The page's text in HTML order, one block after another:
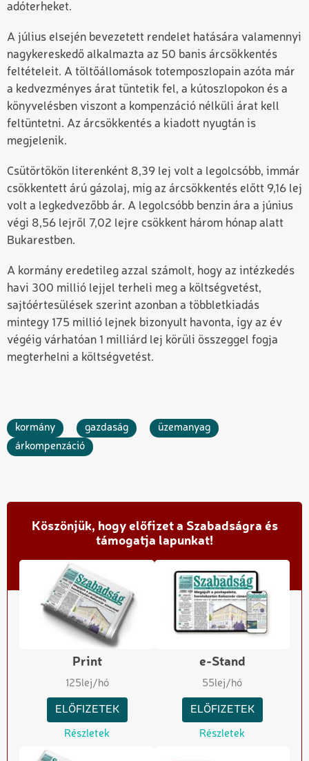
adóterheket.
A július elsején bevezetett rendelet hatására valamennyi
nagykereskedő alkalmazta az 50 banis árcsökkentés
feltételeit. A töltőállomások totemposzlopain azóta már
a kedvezményes árat tüntetik fel, a kútoszlopokon és a
könyvelésben viszont a kompenzáció nélküli árat kell
feltüntetni. Az árcsökkentés a kiadott nyugtán is
megjelenik.
Csütörtökön literenként 8,39 lej volt a legolcsóbb, immár
csökkentett árú gázolaj, míg az árcsökkentés előtt 9,16 lej
volt a legkedvezőbb ár. A legolcsóbb benzin ára a június
végi 8,56 lejről 7,02 lejre csökkent három hónap alatt
Bukarestben.
A kormány eredetileg azzal számolt, hogy az intézkedés
havi 300 millió lejjel terheli meg a költségvetést,
sajtóértesülések szerint azonban a többletkiadás
mintegy 175 millió lejnek bizonyult havonta, így az év
végéig várhatóan 1 milliárd lej körüli összeggel fogja
megterhelni a költségvetést.
kormány gazdaság
üzemanyag
árkompenzáció
Köszönjük, hogy előfizet a Szabadságra és
támogatja lapunkat!
Print
125lej/hó
ELŐFIZETEK
Részletek
e-Stand
55lej/hó
ELŐFIZETEK
Részletek